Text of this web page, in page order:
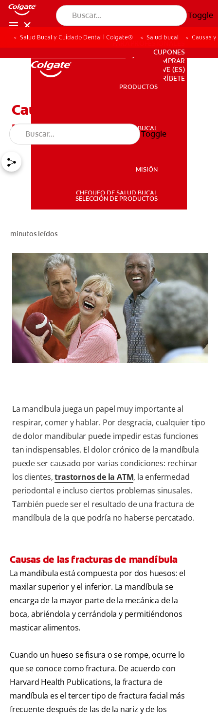
Toggle
PRODUCTOS
SALUD BUCAL
PARA PROFESIONALES
CUPONES
DÓNDE COMPRAR
VE (ES)
PARA PROFESIONALES
CUPONES
DÓNDE COMPRAR
VE (ES)
SUSCRÍBETE
PRODUCTOS
SALUD BUCAL
MISIÓN
CHEQUEO DE SALUD BUCAL
SELECCIÓN DE PRODUCTOS
Toggle
Salud Bucal y Cuidado Dental | Colgate® Salud bucal Causas
Causas y tratamiento de
una fractura mandibular
minutos leídos
La mandíbula juega un papel muy importante al
respirar, comer y hablar. Por desgracia, cualquier tipo
de dolor mandibular puede impedir estas funciones
tan indispensables. El dolor crónico de la mandíbula
puede ser causado por varias condiciones: rechinar
los dientes,trastornos de la ATM, la enfermedad
periodontal e incluso ciertos problemas sinusales.
También puede ser el resultado de una fractura de
mandíbula de la que podría no haberse percatado.
Causas de las fracturas de mandíbula
La mandíbula está compuesta por dos huesos: el
maxilar superior y el inferior. La mandíbula se
encarga de la mayor parte de la mecánica de la
boca, abriéndola y cerrándola y permitiéndonos
masticar alimentos.
Cuando un hueso se fisura o se rompe, ocurre lo
que se conoce como fractura. De acuerdo con
Harvard Health Publications, la fractura de
mandíbula es el tercer tipo de fractura facial más
frecuente después de las de la nariz y de los